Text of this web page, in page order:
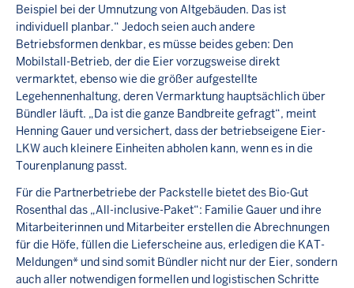
Beispiel bei der Umnutzung von Altgebäuden. Das ist
individuell planbar.“ Jedoch seien auch andere
Betriebsformen denkbar, es müsse beides geben: Den
Mobilstall-Betrieb, der die Eier vorzugsweise direkt
vermarktet, ebenso wie die größer aufgestellte
Legehennenhaltung, deren Vermarktung hauptsächlich über
Bündler läuft. „Da ist die ganze Bandbreite gefragt“, meint
Henning Gauer und versichert, dass der betriebseigene Eier-
LKW auch kleinere Einheiten abholen kann, wenn es in die
Tourenplanung passt.
Für die Partnerbetriebe der Packstelle bietet des Bio-Gut
Rosenthal das „All-inclusive-Paket“: Familie Gauer und ihre
Mitarbeiterinnen und Mitarbeiter erstellen die Abrechnungen
für die Höfe, füllen die Lieferscheine aus, erledigen die KAT-
Meldungen* und sind somit Bündler nicht nur der Eier, sondern
auch aller notwendigen formellen und logistischen Schritte